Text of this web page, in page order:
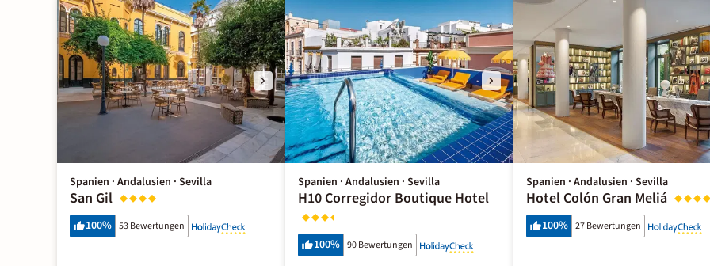
Spanien · Andalusien · Sevilla
San Gil
100% 53 Bewertungen
Spanien · Andalusien · Sevilla
H10 Corregidor Boutique Hotel
100% 90 Bewertungen
Spanien · Andalusien · Sevilla
Hotel Colón Gran Meliá
100% 27 Bewertungen